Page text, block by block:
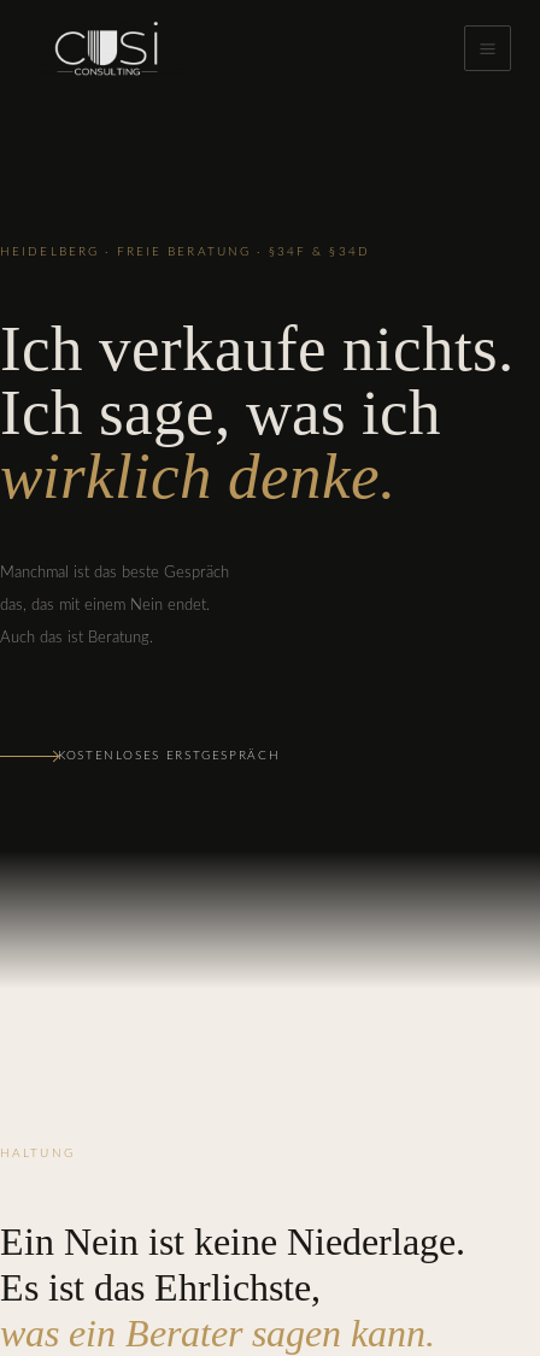
springen
HEIDELBERG · FREIE BERATUNG · §34F & §34D
Ich verkaufe nichts.
Ich sage, was ich
wirklich denke.
Manchmal ist das beste Gespräch
das, das mit einem Nein endet.
Auch das ist Beratung.
KOSTENLOSES ERSTGESPRÄCH
HALTUNG
Ein Nein ist keine Niederlage.
Es ist das Ehrlichste,
was ein Berater sagen kann.